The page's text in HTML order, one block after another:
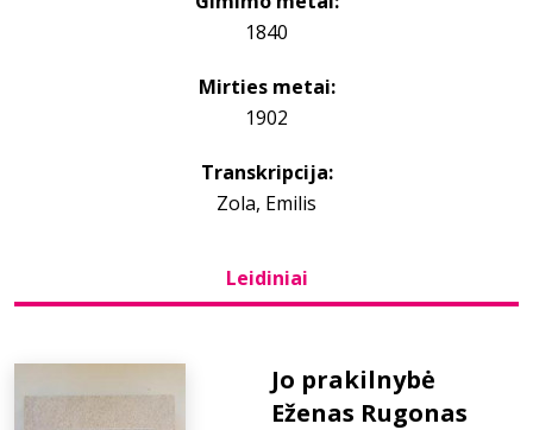
info@elvislab.lt
1840
Mirties metai:
1902
Transkripcija:
Zola, Emilis
Leidiniai
Jo prakilnybė
Eženas Rugonas